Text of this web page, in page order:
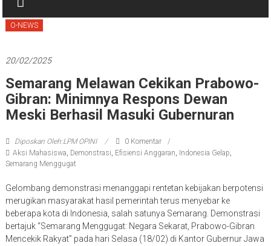
O-NEWS
20/02/2025
Semarang Melawan Cekikan Prabowo-
Gibran: Minimnya Respons Dewan
Meski Berhasil Masuki Gubernuran
Diposkan Oleh:LPM OPINI
0 Komentar
Aksi Mahasiswa, Demonstrasi, Efisiensi Anggaran, Indonesia Gelap,
Semarang Menggugat
Gelombang demonstrasi menanggapi rentetan kebijakan berpotensi
merugikan masyarakat hasil pemerintah terus menyebar ke
beberapa kota di Indonesia, salah satunya Semarang. Demonstrasi
bertajuk “Semarang Menggugat: Negara Sekarat, Prabowo-Gibran
Mencekik Rakyat” pada hari Selasa (18/02) di Kantor Gubernur Jawa